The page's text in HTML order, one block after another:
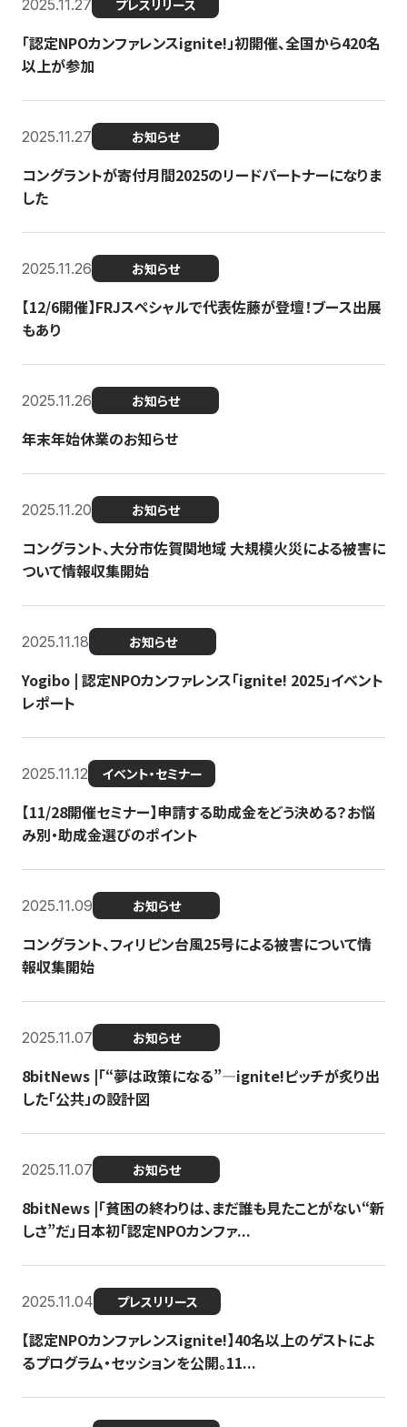
2025.11.27 プレスリリース
「認定NPOカンファレンスignite!」初開催、全国から420名
以上が参加
2025.11.27 お知らせ
コングラントが寄付月間2025のリードパートナーになりま
した
2025.11.26 お知らせ
【12/6開催】FRJスペシャルで代表佐藤が登壇！ブース出展
もあり
2025.11.26 お知らせ
年末年始休業のお知らせ
2025.11.20 お知らせ
コングラント、大分市佐賀関地域 大規模火災による被害に
ついて情報収集開始
2025.11.18 お知らせ
Yogibo | 認定NPOカンファレンス「ignite! 2025」イベント
レポート
2025.11.12 イベント・セミナー
【11/28開催セミナー】申請する助成金をどう決める？お悩
み別・助成金選びのポイント
2025.11.09 お知らせ
コングラント、フィリピン台風25号による被害について情
報収集開始
2025.11.07 お知らせ
8bitNews |「“夢は政策になる”—ignite!ピッチが炙り出
した「公共」の設計図
2025.11.07 お知らせ
8bitNews |「貧困の終わりは、まだ誰も見たことがない“新
しさ”だ」日本初「認定NPOカンファ...
2025.11.04 プレスリリース
【認定NPOカンファレンスignite!】40名以上のゲストによ
るプログラム・セッションを公開。11...